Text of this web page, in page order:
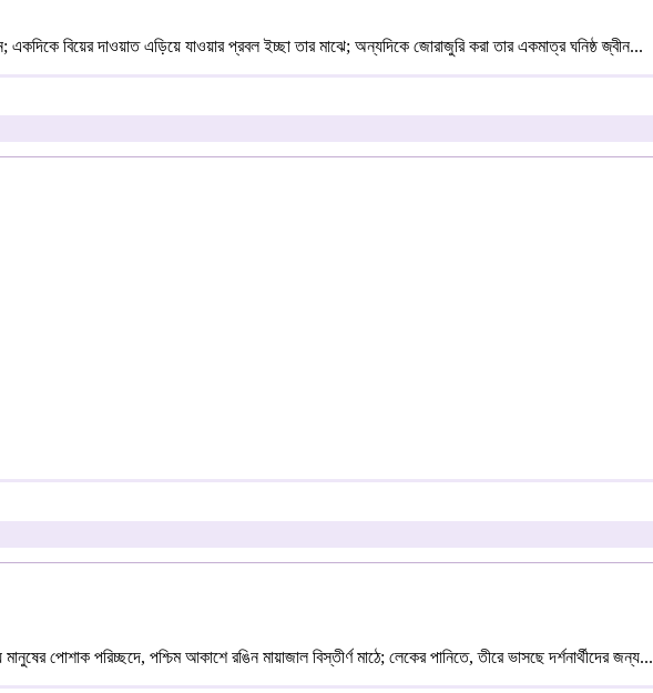
বিয়ের দাওয়াত এড়িয়ে যাওয়ার প্রবল ইচ্ছা তার মাঝে; অন্যদিকে জোরাজুরি করা তার একমাত্র ঘনিষ্ঠ জ্বীন...
পোশাক পরিচ্ছদে, পশ্চিম আকাশে রঙিন মায়াজাল বিস্তীর্ণ মাঠে; লেকের পানিতে, তীরে ভাসছে দর্শনার্থীদের জন্য...